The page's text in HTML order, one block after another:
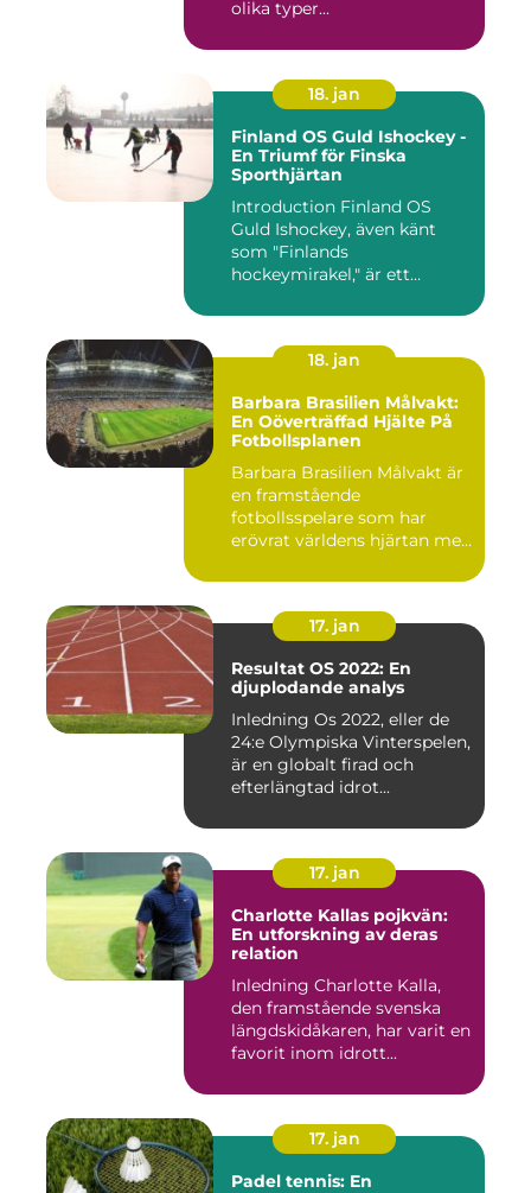
olika typer...
18. jan
Finland OS Guld Ishockey -
En Triumf för Finska
Sporthjärtan
Introduction Finland OS
Guld Ishockey, även känt
som "Finlands
hockeymirakel," är ett
18. jan
Barbara Brasilien Målvakt:
En Oöverträffad Hjälte På
Fotbollsplanen
Barbara Brasilien Målvakt är
en framstående
fotbollsspelare som har
erövrat världens hjärtan med
17. jan
Resultat OS 2022: En
djuplodande analys
Inledning Os 2022, eller de
24:e Olympiska Vinterspelen,
är en globalt firad och
efterlängtad idrot...
17. jan
Charlotte Kallas pojkvän:
En utforskning av deras
relation
Inledning Charlotte Kalla,
den framstående svenska
längdskidåkaren, har varit en
favorit inom idrott...
17. jan
Padel tennis: En